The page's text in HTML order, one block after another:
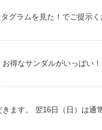
グラムを見た！でご提示
得なサンダルがいっぱい
ます。 翌16日（日）は通